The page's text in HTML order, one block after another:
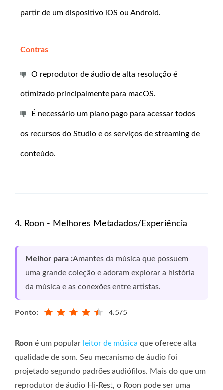
partir de um dispositivo iOS ou Android.
Contras
O reprodutor de áudio de alta resolução é
otimizado principalmente para macOS.
É necessário um plano pago para acessar todos
os recursos do Studio e os serviços de streaming de
conteúdo.
4. Roon - Melhores Metadados/Experiência
Melhor para :Amantes da música que possuem
uma grande coleção e adoram explorar a história
da música e as conexões entre artistas.
Ponto: 4.5/5
Roon é um popular leitor de música que oferece alta
qualidade de som. Seu mecanismo de áudio foi
projetado segundo padrões audiófilos. Mais do que um
reprodutor de áudio Hi-Rest, o Roon pode ser uma